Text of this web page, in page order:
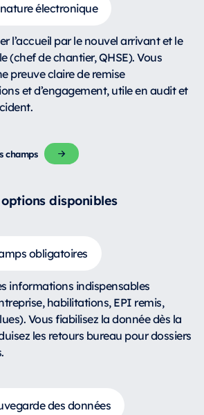
électronique
l’accueil par le nouvel arrivant et le
(chef de chantier, QHSE). Vous
preuve claire de remise
et d’engagement, utile en audit et
champs
disponibles
obligatoires
informations indispensables
habilitations, EPI remis,
Vous fiabilisez la donnée dès la
les retours bureau pour dossiers
des données